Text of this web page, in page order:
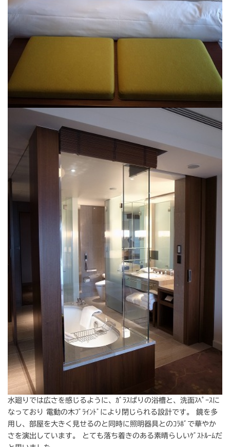
水廻りでは広さを感じるように、ｶﾞﾗｽばりの浴槽と、洗面ｽﾍﾟｰｽに
なっており 電動の木ﾌﾞﾗｲﾝﾄﾞにより閉じられる設計です。 鏡を多
用し、部屋を大きく見せるのと同時に照明器具とのｺﾗﾎﾞで華やか
さを演出しています。 とても落ち着きのある素晴らしいｹﾞｽﾄﾙｰﾑだ